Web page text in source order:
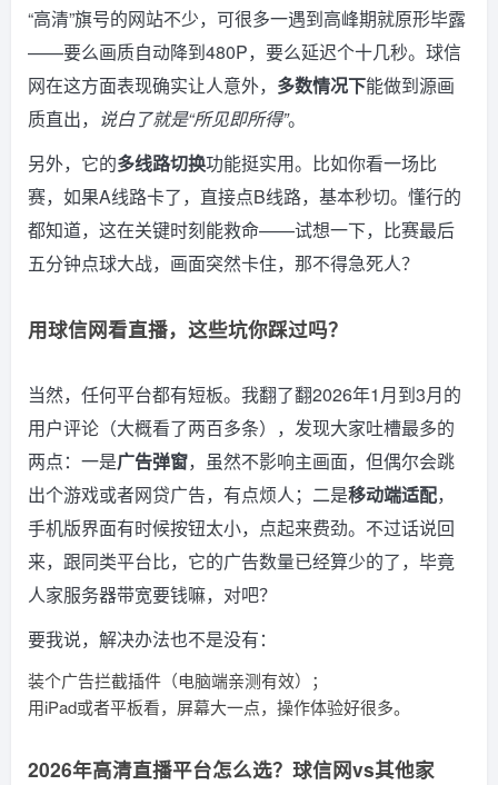
“高清”旗号的网站不少，可很多一遇到高峰期就原形毕露
——要么画质自动降到480P，要么延迟个十几秒。球信
网在这方面表现确实让人意外， 多数情况下能做到源画
质直出， 说白了就是“所见即所得”。
另外，它的多线路切换功能挺实用。比如你看一场比
赛，如果A线路卡了，直接点B线路，基本秒切。懂行的
都知道，这在关键时刻能救命——试想一下，比赛最后
五分钟点球大战，画面突然卡住，那不得急死人？
用球信网看直播，这些坑你踩过吗？
当然，任何平台都有短板。我翻了翻2026年1月到3月的
用户评论（大概看了两百多条），发现大家吐槽最多的
两点：一是广告弹窗，虽然不影响主画面，但偶尔会跳
出个游戏或者网贷广告，有点烦人；二是移动端适配，
手机版界面有时候按钮太小，点起来费劲。不过话说回
来，跟同类平台比，它的广告数量已经算少的了，毕竟
人家服务器带宽要钱嘛，对吧？
要我说，解决办法也不是没有：
装个广告拦截插件（电脑端亲测有效）；
用iPad或者平板看，屏幕大一点，操作体验好很多。
2026年高清直播平台怎么选？球信网vs其他家